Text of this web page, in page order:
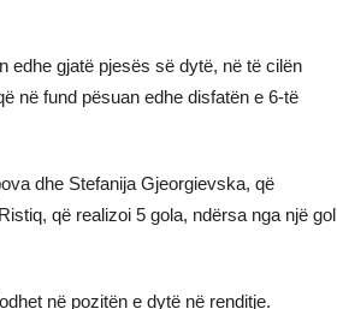
edhe gjatë pjesës së dytë, në të cilën
në fund pësuan edhe disfatën e 6-të
dhe Stefanija Gjeorgievska, që
që realizoi 5 gola, ndërsa nga një gol
në pozitën e dytë në renditje.